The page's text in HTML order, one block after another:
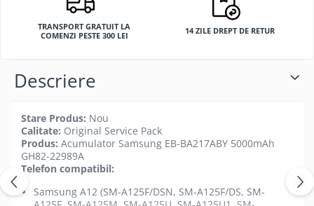
TRANSPORT GRATUIT LA
COMENZI PESTE 300 LEI
14 ZILE DREPT DE RETUR
Descriere
Stare Produs: Nou
Calitate: Original Service Pack
Produs: Acumulator Samsung EB-BA217ABY 5000mAh
GH82-22989A
Telefon compatibil:
Samsung A12 (SM-A125F/DSN, SM-A125F/DS, SM-